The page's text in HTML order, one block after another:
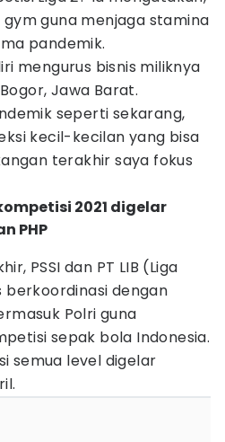
guna menjaga stamina
pandemik.
mengurus bisnis miliknya
Jawa Barat.
seperti sekarang,
kecil-kecilan yang bisa
terakhir saya fokus
2021 digelar
PHP
PSSI dan PT LIB (Liga
berkoordinasi dengan
Polri guna
sepak bola Indonesia.
semua level digelar